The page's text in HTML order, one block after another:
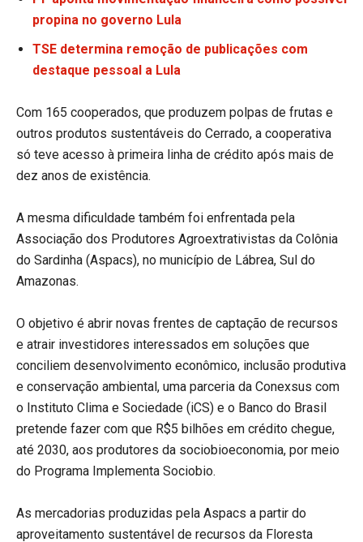
propina no governo Lula
TSE determina remoção de publicações com
destaque pessoal a Lula
Com 165 cooperados, que produzem polpas de frutas e
outros produtos sustentáveis do Cerrado, a cooperativa
só teve acesso à primeira linha de crédito após mais de
dez anos de existência.
A mesma dificuldade também foi enfrentada pela
Associação dos Produtores Agroextrativistas da Colônia
do Sardinha (Aspacs), no município de Lábrea, Sul do
Amazonas.
O objetivo é abrir novas frentes de captação de recursos
e atrair investidores interessados em soluções que
conciliem desenvolvimento econômico, inclusão produtiva
e conservação ambiental, uma parceria da Conexsus com
o Instituto Clima e Sociedade (iCS) e o Banco do Brasil
pretende fazer com que R$5 bilhões em crédito chegue,
até 2030, aos produtores da sociobioeconomia, por meio
do Programa Implementa Sociobio.
As mercadorias produzidas pela Aspacs a partir do
aproveitamento sustentável de recursos da Floresta